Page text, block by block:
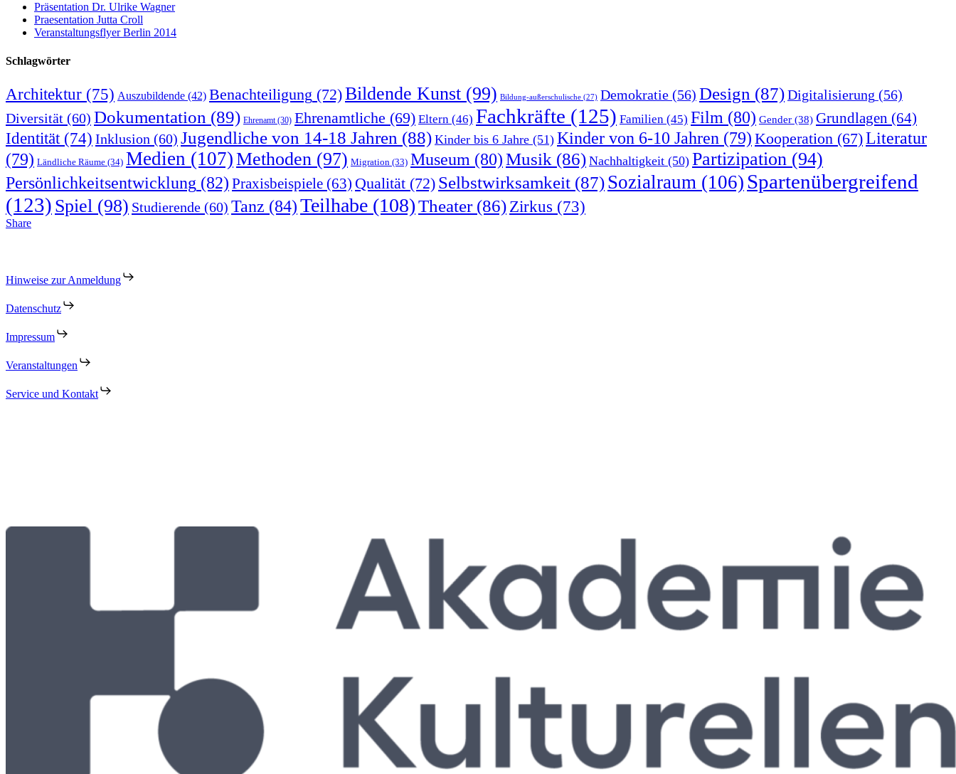
Präsentation Dr. Ulrike Wagner
Praesentation Jutta Croll
Veranstaltungsflyer Berlin 2014
Schlagwörter
Architektur (75) Auszubildende (42) Benachteiligung (72)Bildende Kunst (99) Bildung-außerschulische (27) Demokratie (56) Design (87)Digitalisierung (56)
Diversität (60) Dokumentation (89) Ehrenamt(30) Ehrenamtliche (69) Eltern (46) Fachkräfte (125) Familien (45) Film (80) Gender (38) Grundlagen (64)
Identität (74) Inklusion (60) Jugendliche von 14-18 Jahren (88) Kinder bis 6 Jahre (51) Kinder von 6-10 Jahren (79) Kooperation (67)Literatur
(79) Ländliche Räume (34) Medien (107)Methoden (97) Migration (33) Museum (80)Musik (86) Nachhaltigkeit (50) Partizipation (94)
Persönlichkeitsentwicklung (82) Praxisbeispiele (63) Qualität (72) Selbstwirksamkeit (87)Sozialraum (106) Spartenübergreifend
(123) Spiel (98) Studierende (60) Tanz (84)Teilhabe (108)Theater(86) Zirkus (73)
Share
Hinweise zur Anmeldung
Datenschutz
Impressum
Veranstaltungen
Service und Kontakt